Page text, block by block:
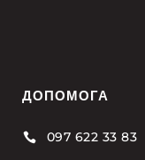
ДОПОМОГА
 097 622 33 83